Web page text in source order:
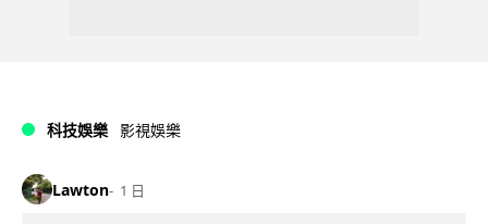
科技娛樂 影視娛樂
Lawton 1 日